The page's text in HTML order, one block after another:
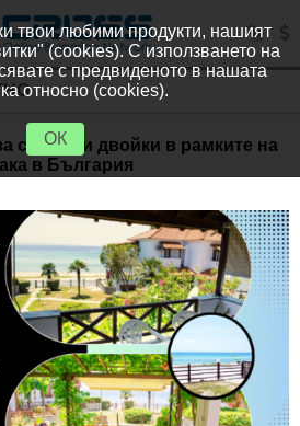
семейни двойки в рамките на
в България
твои любими продукти, нашият
(cookies). С използването на
с предвиденото в нашата
относно (cookies).
ОК